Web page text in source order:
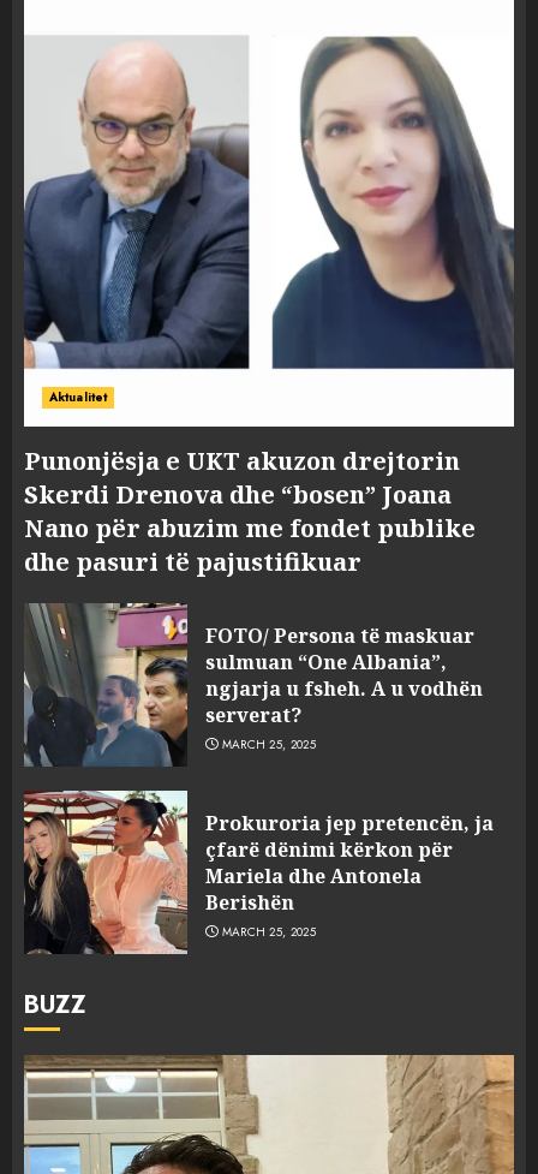
Aktualitet
Punonjësja e UKT akuzon drejtorin
Skerdi Drenova dhe “bosen” Joana
Nano për abuzim me fondet publike
dhe pasuri të pajustifikuar
FOTO/ Persona të maskuar
sulmuan “One Albania”,
ngjarja u fsheh. A u vodhën
serverat?
MARCH 25, 2025
Prokuroria jep pretencën, ja
çfarë dënimi kërkon për
Mariela dhe Antonela
Berishën
MARCH 25, 2025
BUZZ